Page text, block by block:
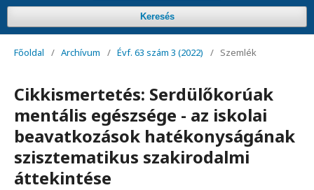
Keresés
Főoldal / Archívum / Évf. 63 szám 3 (2022) / Szemlék
Cikkismertetés: Serdülőkorúak
mentális egészsége - az iskolai
beavatkozások hatékonyságának
szisztematikus szakirodalmi
áttekintése